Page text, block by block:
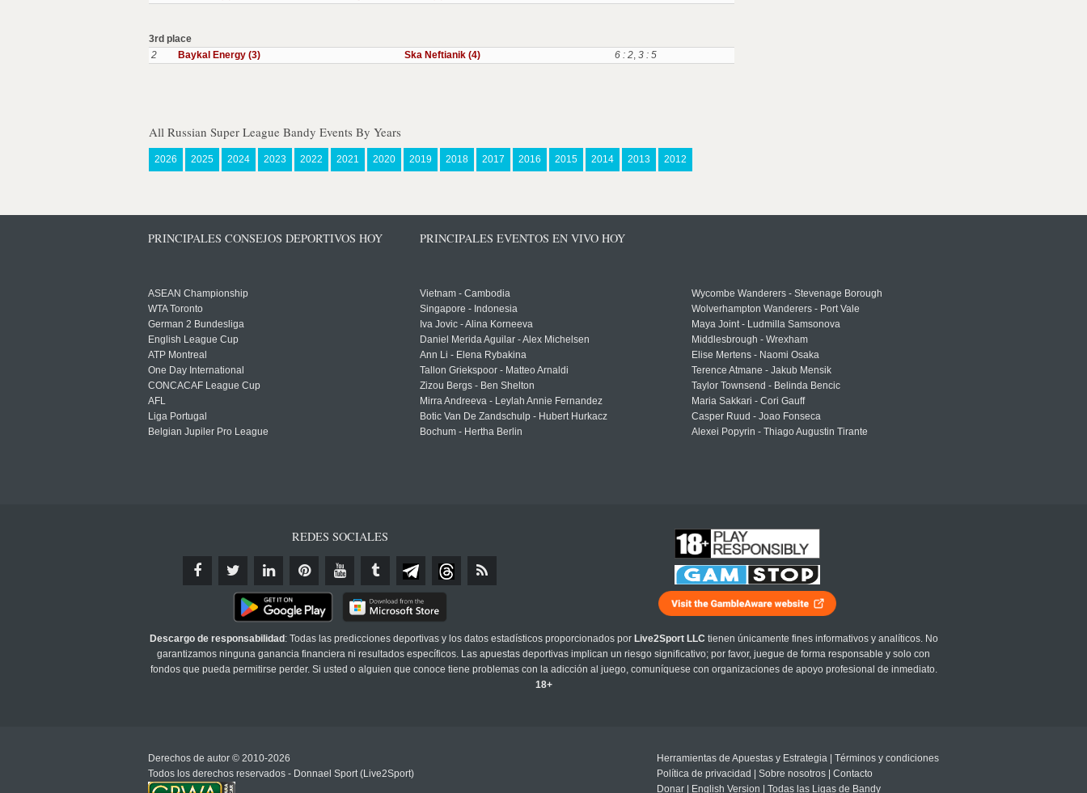
3rd place
2
Baykal Energy (3) Ska Neftianik (4) 6 : 2, 3 : 5
All Russian Super League Bandy Events By Years
2026 2025 2024 2023 2022 2021 2020 2019 2018 2017 2016 2015 2014 2013 2012
PRINCIPALES CONSEJOS DEPORTIVOS HOY
ASEAN Championship
WTA Toronto
German 2 Bundesliga
English League Cup
ATP Montreal
One Day International
CONCACAF League Cup
AFL
Liga Portugal
Belgian Jupiler Pro League
PRINCIPALES EVENTOS EN VIVO HOY
Vietnam - Cambodia
Singapore - Indonesia
Iva Jovic - Alina Korneeva
Daniel Merida Aguilar - Alex Michelsen
Ann Li - Elena Rybakina
Tallon Griekspoor - Matteo Arnaldi
Zizou Bergs - Ben Shelton
Mirra Andreeva - Leylah Annie Fernandez
Botic Van De Zandschulp - Hubert Hurkacz
Bochum - Hertha Berlin
Wycombe Wanderers - Stevenage Borough
Wolverhampton Wanderers - Port Vale
Maya Joint - Ludmilla Samsonova
Middlesbrough - Wrexham
Elise Mertens - Naomi Osaka
Terence Atmane - Jakub Mensik
Taylor Townsend - Belinda Bencic
Maria Sakkari - Cori Gauff
Casper Ruud - Joao Fonseca
Alexei Popyrin - Thiago Augustin Tirante
REDES SOCIALES
Descargo de responsabilidad : Todas las predicciones deportivas y los datos estadísticos proporcionados por Live2Sport LLC tienen únicamente fines informativos y analíticos. No
garantizamos ninguna ganancia financiera ni resultados específicos. Las apuestas deportivas implican un riesgo significativo; por favor, juegue de forma responsable y solo con
fondos que pueda permitirse perder. Si usted o alguien que conoce tiene problemas con la adicción al juego, comuníquese con organizaciones de apoyo profesional de inmediato.
18+
Derechos de autor © 2010-2026
Todos los derechos reservados - Donnael Sport (Live2Sport)
Herramientas de Apuestas y Estrategia
Términos y condiciones
Política de privacidad
Sobre nosotros
Contacto
Donar
English Version Todas las Ligas de Bandy